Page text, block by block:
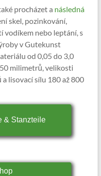
procházet a následná
skel, pozinkování,
vodíkem nebo leptání, s
v Gutekunst
od 0,05 do 3,0
milimetrů, velikosti
lisovací sílu 180 až 800
& Stanzteile